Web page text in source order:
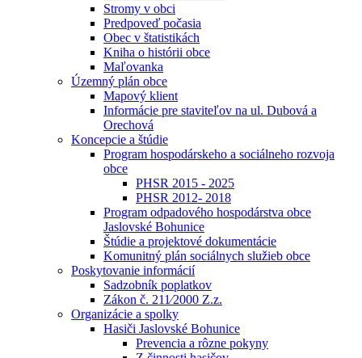
Stromy v obci
Predpoveď počasia
Obec v štatistikách
Kniha o histórii obce
Maľovanka
Územný plán obce
Mapový klient
Informácie pre staviteľov na ul. Dubová a
Orechová
Koncepcie a štúdie
Program hospodárskeho a sociálneho rozvoja
obce
PHSR 2015 - 2025
PHSR 2012- 2018
Program odpadového hospodárstva obce
Jaslovské Bohunice
Štúdie a projektové dokumentácie
Komunitný plán sociálnych služieb obce
Poskytovanie informácií
Sadzobník poplatkov
Zákon č. 211⁄2000 Z.z.
Organizácie a spolky
Hasiči Jaslovské Bohunice
Prevencia a rôzne pokyny